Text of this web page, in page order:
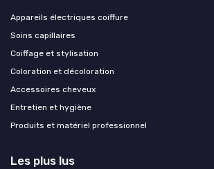
Appareils électriques coiffure
Soins capillaires
Coiffage et stylisation
Coloration et décoloration
Accessoires cheveux
Entretien et hygiène
Produits et matériel professionnel
Les plus lus